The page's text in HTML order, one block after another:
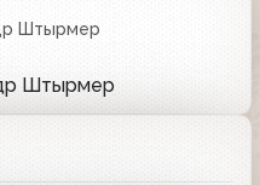
Штырмер
Штырмер